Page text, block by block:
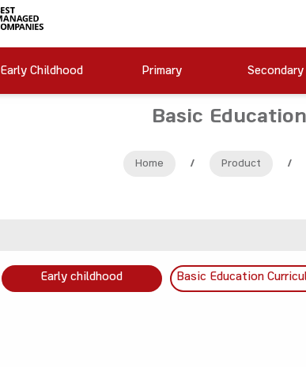
Early Childhood Primary Secondary
Basic
Home / Product /
Early childhood Basic Education